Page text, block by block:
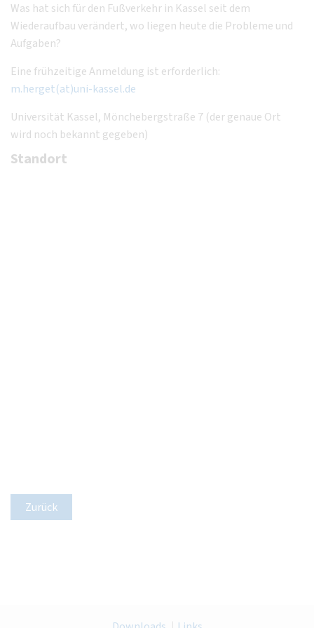
Was hat sich für den Fußverkehr in Kassel seit dem
Wiederaufbau verändert, wo liegen heute die Probleme und
Aufgaben?
Eine frühzeitige Anmeldung ist erforderlich:
m.herget(at)uni-kassel.de
Universität Kassel, Mönchebergstraße 7 (der genaue Ort
wird noch bekannt gegeben)
Standort
Zurück